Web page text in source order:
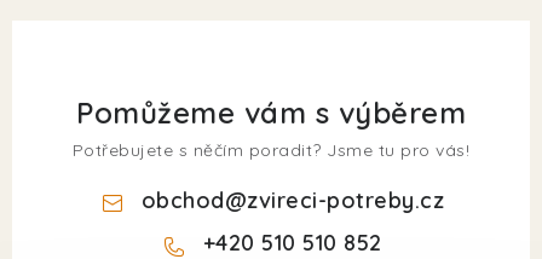
Pomůžeme vám s výběrem
Potřebujete s něčím poradit? Jsme tu pro vás!
obchod@zvireci-potreby.cz
+420 510 510 852